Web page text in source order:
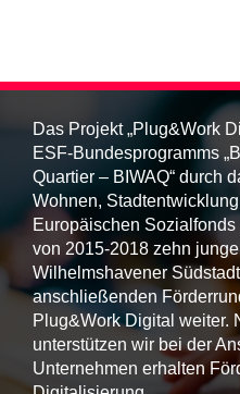
Das Projekt „Plug&Work
ESF-Bundesprogramms
Quartier – BIWAQ“ durch
Wohnen,
Europäischen
von 2015-2018 zehn
Wilhelmshavener
anschließenden
Plug&Work Digital weiter.
unterstützen wir bei der
Unternehmen erhalten